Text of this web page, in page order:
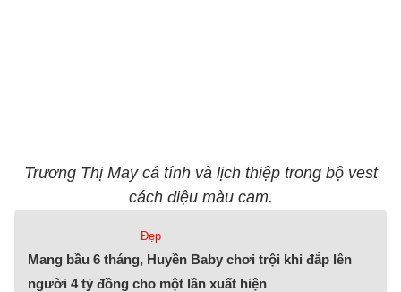
Trương Thị May cá tính và lịch thiệp trong bộ vest
cách điệu màu cam.
Đẹp
Mang bầu 6 tháng, Huyền Baby chơi trội khi đắp lên
người 4 tỷ đồng cho một lần xuất hiện